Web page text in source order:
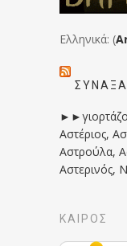
Ελληνικά: (
Αστέριος,
Αστρούλα,
Αστερινός,
ΚΑΙΡΟΣ